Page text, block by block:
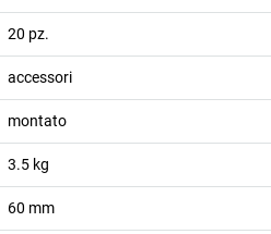
20 pz.
accessori
montato
3.5 kg
60 mm